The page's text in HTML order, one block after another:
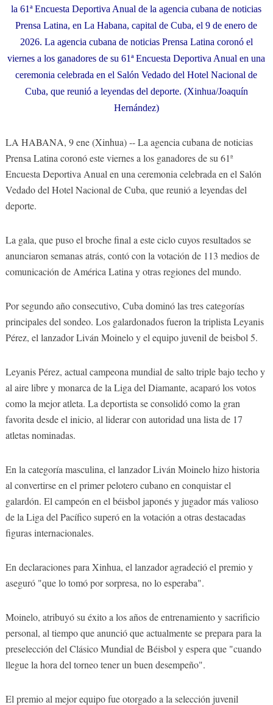
la 61ª Encuesta Deportiva Anual de la agencia cubana de noticias
Prensa Latina, en La Habana, capital de Cuba, el 9 de enero de
2026. La agencia cubana de noticias Prensa Latina coronó el
viernes a los ganadores de su 61ª Encuesta Deportiva Anual en una
ceremonia celebrada en el Salón Vedado del Hotel Nacional de
Cuba, que reunió a leyendas del deporte. (Xinhua/Joaquín
Hernández)
LA HABANA, 9 ene (Xinhua) -- La agencia cubana de noticias
Prensa Latina coronó este viernes a los ganadores de su 61ª
Encuesta Deportiva Anual en una ceremonia celebrada en el Salón
Vedado del Hotel Nacional de Cuba, que reunió a leyendas del
deporte.
La gala, que puso el broche final a este ciclo cuyos resultados se
anunciaron semanas atrás, contó con la votación de 113 medios de
comunicación de América Latina y otras regiones del mundo.
Por segundo año consecutivo, Cuba dominó las tres categorías
principales del sondeo. Los galardonados fueron la triplista Leyanis
Pérez, el lanzador Liván Moinelo y el equipo juvenil de beisbol 5.
Leyanis Pérez, actual campeona mundial de salto triple bajo techo y
al aire libre y monarca de la Liga del Diamante, acaparó los votos
como la mejor atleta. La deportista se consolidó como la gran
favorita desde el inicio, al liderar con autoridad una lista de 17
atletas nominadas.
En la categoría masculina, el lanzador Liván Moinelo hizo historia
al convertirse en el primer pelotero cubano en conquistar el
galardón. El campeón en el béisbol japonés y jugador más valioso
de la Liga del Pacífico superó en la votación a otras destacadas
figuras internacionales.
En declaraciones para Xinhua, el lanzador agradeció el premio y
aseguró "que lo tomó por sorpresa, no lo esperaba".
Moinelo, atribuyó su éxito a los años de entrenamiento y sacrificio
personal, al tiempo que anunció que actualmente se prepara para la
preselección del Clásico Mundial de Béisbol y espera que "cuando
llegue la hora del torneo tener un buen desempeño".
El premio al mejor equipo fue otorgado a la selección juvenil